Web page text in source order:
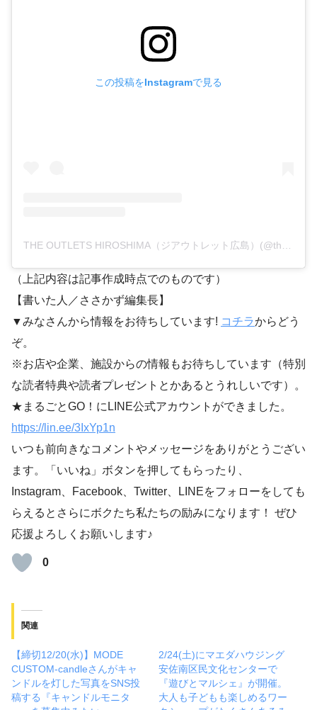
この投稿をInstagramで見る
（上記内容は記事作成時点でのものです）
【書いた人／ささかず編集長】
▼みなさんから情報をお待ちしています! コチラからどう
ぞ。
※お店や企業、施設からの情報もお待ちしています（特別
な読者特典や読者プレゼントとかあるとうれしいです）。
★まるごとGO！にLINE公式アカウントができました。
https://lin.ee/3IxYp1n
いつも前向きなコメントやメッセージをありがとうござい
ます。「いいね」ボタンを押してもらったり、
Instagram、Facebook、Twitter、LINEをフォローをしても
らえるとさらにボクたち私たちの励みになります！ ぜひ
応援よろしくお願いします♪
0
関連
【締切12/20(水)】MODE
CUSTOM-candleさんがキャ
ンドルを灯した写真をSNS投
稿する『キャンドルモニタ
2/24(土)にマエダハウジング
安佐南区民文化センターで
『遊びとマルシェ』が開催。
大人も子どもも楽しめるワー